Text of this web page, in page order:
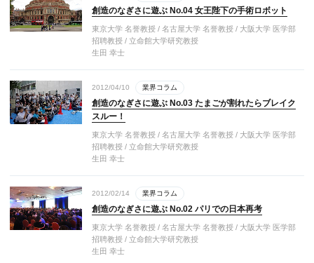
創造のなぎさに遊ぶ No.04 女王陛下の手術ロボット
東京大学 名誉教授 / 名古屋大学 名誉教授 / 大阪大学 医学部
招聘教授 / 立命館大学研究教授
生田 幸士
2012/04/10 業界コラム
創造のなぎさに遊ぶ No.03 たまごが割れたらブレイク
スルー！
東京大学 名誉教授 / 名古屋大学 名誉教授 / 大阪大学 医学部
招聘教授 / 立命館大学研究教授
生田 幸士
2012/02/14 業界コラム
創造のなぎさに遊ぶ No.02 パリでの日本再考
東京大学 名誉教授 / 名古屋大学 名誉教授 / 大阪大学 医学部
招聘教授 / 立命館大学研究教授
生田 幸士